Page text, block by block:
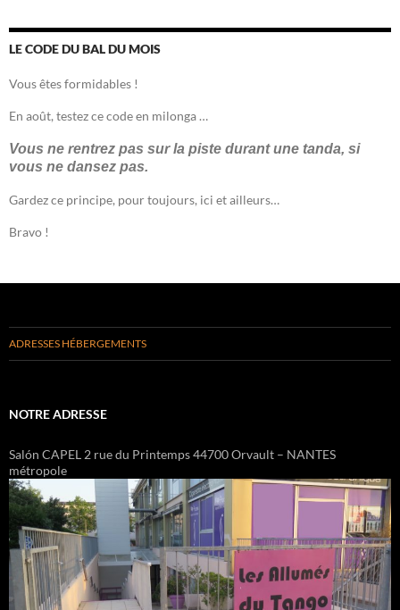
LE CODE DU BAL DU MOIS
Vous êtes formidables !
En août, testez ce code en milonga …
Vous ne rentrez pas sur la piste durant une tanda, si
vous ne dansez pas.
Gardez ce principe, pour toujours, ici et ailleurs…
Bravo !
ADRESSES HÉBERGEMENTS
NOTRE ADRESSE
Salón CAPEL 2 rue du Printemps 44700 Orvault – NANTES
métropole